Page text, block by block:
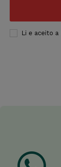
Li e aceito a